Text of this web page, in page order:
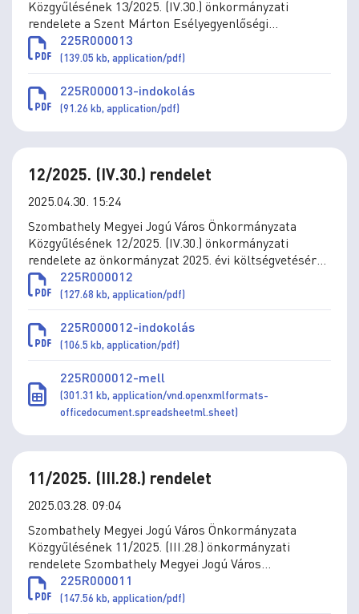
Közgyűlésének 13/2025. (IV.30.) önkormányzati
rendelete a Szent Márton Esélyegyenlőségi
Támogatási Program működtetéséről szóló 1/2018.
(II.21.) önkormányzati rendelet módosításáról
225R000013
(139.05 kb, application/pdf)
225R000013-indokolás
(91.26 kb, application/pdf)
12/2025. (IV.30.) rendelet
2025.04.30. 15:24
Szombathely Megyei Jogú Város Önkormányzata
Közgyűlésének 12/2025. (IV.30.) önkormányzati
rendelete az önkormányzat 2025. évi költségvetéséről
szóló 4/2025. (II.28.) önkormányzati rendelet
módosításáról
225R000012
(127.68 kb, application/pdf)
225R000012-indokolás
(106.5 kb, application/pdf)
225R000012-mell
(301.31 kb, application/vnd.openxmlformats-
officedocument.spreadsheetml.sheet)
11/2025. (III.28.) rendelet
2025.03.28. 09:04
Szombathely Megyei Jogú Város Önkormányzata
Közgyűlésének 11/2025. (III.28.) önkormányzati
rendelete Szombathely Megyei Jogú Város
Önkormányzata vagyonáról szóló 40/2014. (XII.23.)
önkormányzati rendelet módosításáról
225R000011
(147.56 kb, application/pdf)